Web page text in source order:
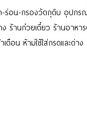
-ร่อน-กรองวัตถุดิบ อุปกร
ง ร้านก๋วยเตี๋ยว ร้านอาหา
ตือน ห้ามใช้ใส่กรดและด่าง